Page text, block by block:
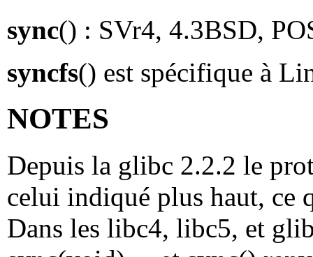
sync() : SVr4, 4.3BSD,
syncfs() est spécifique à
NOTES
Depuis la glibc 2.2.2 le
celui indiqué plus haut, ce
Dans les libc4, libc5, et